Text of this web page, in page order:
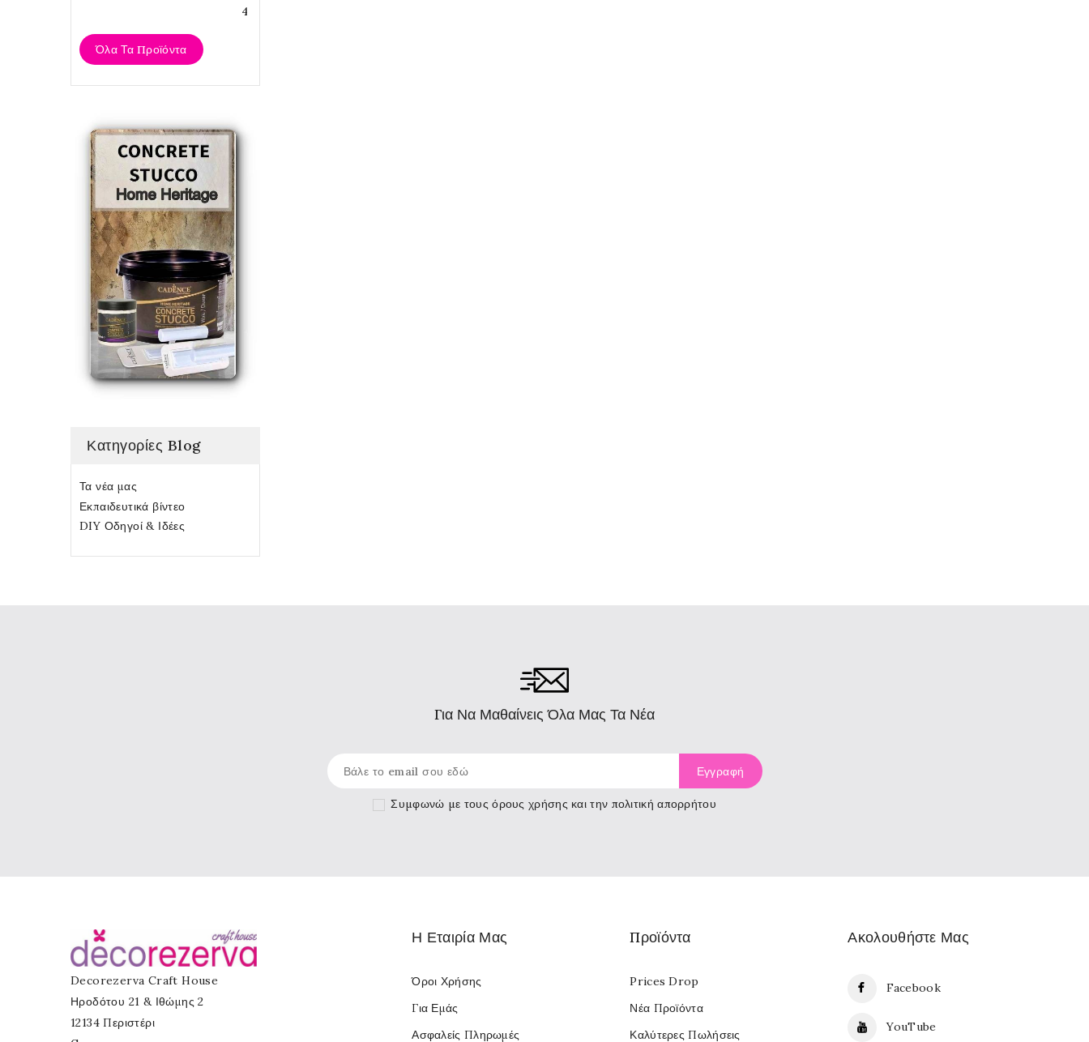
4,20 €
Όλα Τα Προϊόντα
Κατηγορίες Blog
Τα νέα μας
Εκπαιδευτικά βίντεο
DIY Οδηγοί & Ιδέες
Για Να Μαθαίνεις Όλα Μας Τα Νέα
Συμφωνώ με τουςόρους χρήσης και την πολιτική απορρήτου
Ακολουθήστε Μας
Facebook
YouTube
Decorezerva Craft House
Ηροδότου 21 & Ιθώμης 2
12134 Περιστέρι
Προϊόντα
Prices Drop
Νέα Προϊόντα
Καλύτερες Πωλήσεις
Η Εταιρία Μας
Όροι Χρήσης
Για Εμάς
Ασφαλείς Πληρωμές